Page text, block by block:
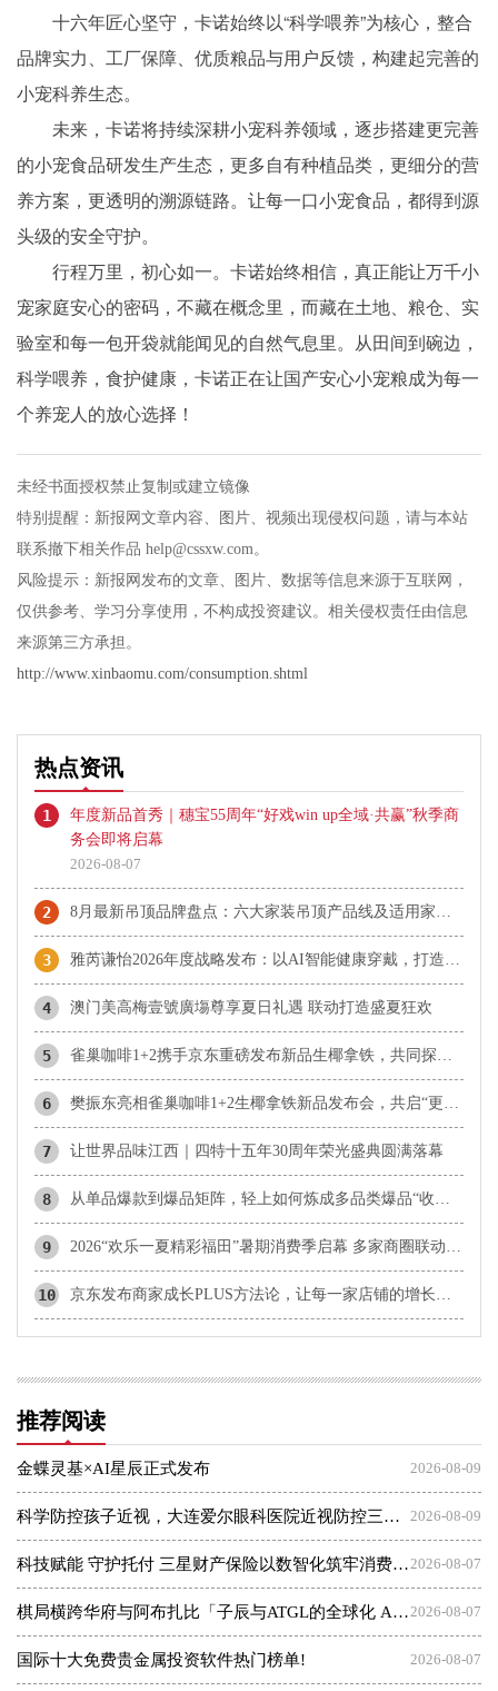
十六年匠心坚守，卡诺始终以“科学喂养”为核心，整合
品牌实力、工厂保障、优质粮品与用户反馈，构建起完善的
小宠科养生态。
未来，卡诺将持续深耕小宠科养领域，逐步搭建更完善
的小宠食品研发生产生态，更多自有种植品类，更细分的营
养方案，更透明的溯源链路。让每一口小宠食品，都得到源
头级的安全守护。
行程万里，初心如一。卡诺始终相信，真正能让万千小
宠家庭安心的密码，不藏在概念里，而藏在土地、粮仓、实
验室和每一包开袋就能闻见的自然气息里。从田间到碗边，
科学喂养，食护健康，卡诺正在让国产安心小宠粮成为每一
个养宠人的放心选择！
未经书面授权禁止复制或建立镜像
特别提醒：新报网文章内容、图片、视频出现侵权问题，请与本站
联系撤下相关作品 help@cssxw.com。
风险提示：新报网发布的文章、图片、数据等信息来源于互联网，
仅供参考、学习分享使用，不构成投资建议。相关侵权责任由信息
来源第三方承担。
http://www.xinbaomu.com/consumption.shtml
热点资讯
1
年度新品首秀｜穗宝55周年“好戏win up全域·共赢”秋季商
务会即将启幕
2026-08-07
2
3
4 澳门美高梅壹號廣塲尊享夏日礼遇 联动打造盛夏狂欢
5
6
7 让世界品味江西｜四特十五年30周年荣光盛典圆满落幕
8
9
10
推荐阅读
2026-08-09
金蝶灵基×AI星辰正式发布
2026-08-09
科学防控孩子近视，大连爱尔眼科医院近视防控三大倡议发布会
2026-08-07
科技赋能 守护托付 三星财产保险以数智化筑牢消费者权益保护屏障
2026-08-07
棋局横跨华府与阿布扎比「子辰与ATGL的全球化 AI 资本突围战」
2026-08-07
国际十大免费贵金属投资软件热门榜单!